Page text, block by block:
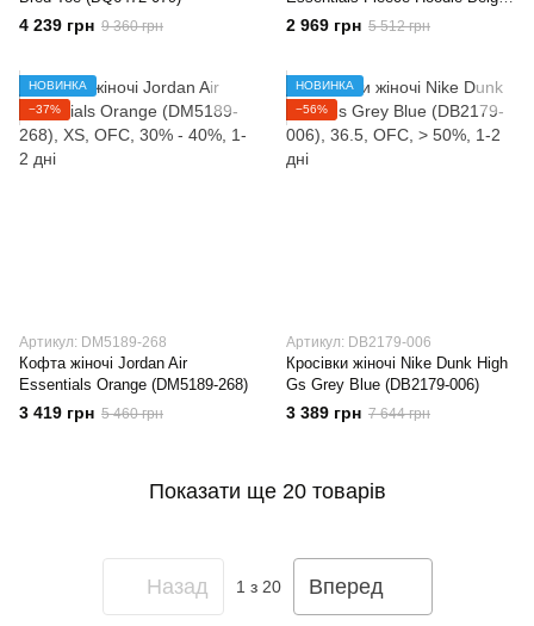
4 239 грн 9 360 грн
(DD6998-268)
2 969 грн 5 512 грн
НОВИНКА
−37%
Артикул: DM5189-268
Кофта жіночі Jordan Air
Essentials Orange (DM5189-268)
3 419 грн 5 460 грн
НОВИНКА
−56%
Артикул: DB2179-006
Кросівки жіночі Nike Dunk High
Gs Grey Blue (DB2179-006)
3 389 грн 7 644 грн
Показати ще 20 товарів
Назад 1 з 20 Вперед